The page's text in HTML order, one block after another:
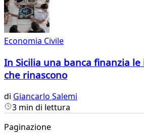
Economia Civile
In Sicilia una banca finanzia
che rinascono
di Giancarlo Salemi
3 min di lettura
Paginazione